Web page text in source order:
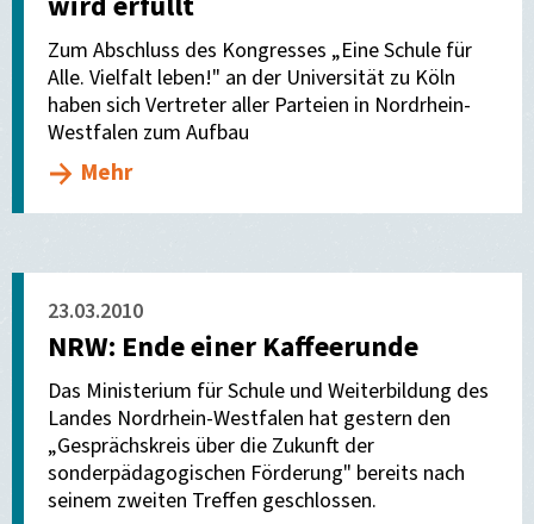
Zum Abschluss des Kongresses „Eine Schule für
Alle. Vielfalt leben!" an der Universität zu Köln
haben sich Vertreter aller Parteien in Nordrhein-
Westfalen zum Aufbau
Mehr
23.03.2010
NRW: Ende einer Kaffeerunde
Das Ministerium für Schule und Weiterbildung des
Landes Nordrhein-Westfalen hat gestern den
„Gesprächskreis über die Zukunft der
sonderpädagogischen Förderung" bereits nach
seinem zweiten Treffen geschlossen.